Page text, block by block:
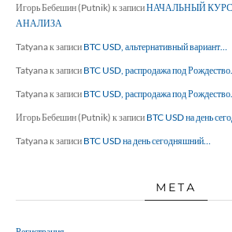
Игорь Бебешин (Putnik) к записиНАЧАЛЬНЫЙ
АНАЛИЗА
Tatyanaк записи BTC USD, альтернативный вариант…
Tatyanaк записи BTC USD, распродажа под
Tatyanaк записи BTC USD, распродажа под
Игорь Бебешин (Putnik) к записи BTC USD на день
Tatyanaк записи BTC USD на день сегодняшний…
МЕТА